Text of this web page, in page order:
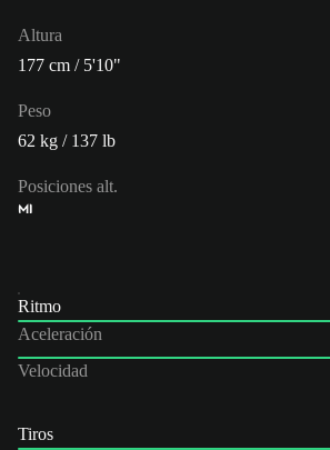
Altura
177 cm / 5'10"
Peso
62 kg / 137 lb
Posiciones alt.
MI
Ritmo
Aceleración
Velocidad
Tiros